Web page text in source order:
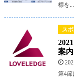
標を...
ス
案内
第4節